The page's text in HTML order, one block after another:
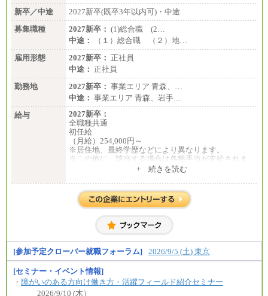
新卒／中途
2027新卒(既卒3年以内可)・中途
募集職種
2027新卒： (1)総合職 (2…
中途：
（１）総合職 （２）地…
雇用形態
2027新卒： 正社員
中途： 正社員
勤務地
2027新卒： 事業エリア 青森、…
中途： 事業エリア 青森、岩手…
給与
2027新卒：
全職種共通
初任給
（月給）254,000円～
※居住地、最終学歴などにより異なります。
※この他に、該当する場合は各種手当が支給されま
中途：
全職種共通
※居住地、年齢により異なります。
※この他に、該当する場合は各種手当が支給されま
す。
※試用期間中も給与に変更はございません
+ 続きを読む
[参加予定クローバー就職フォーラム] 2026/9/5 (土) 東京
[セミナー・イベント情報]
・ 障がいのある方向け働き方・活躍フィールド紹介セミナー
2026/9/10 (木）